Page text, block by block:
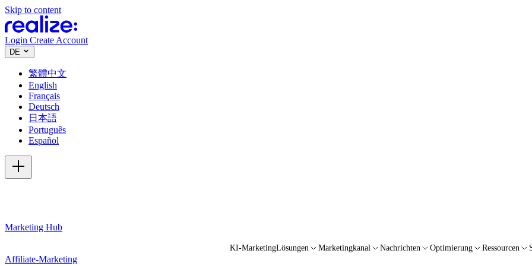
Skip to content
Login Create Account
DE
繁體中文
English
Français
Deutsch
日本語
Português
Español
Marketing Hub
KI-MarketingLösungen Marketingkanal Nachrichten Optimierung Ressourcen
Affiliate-Marketing